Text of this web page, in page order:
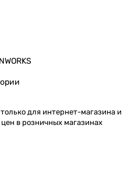
для интернет-магазина и
в розничных магазинах